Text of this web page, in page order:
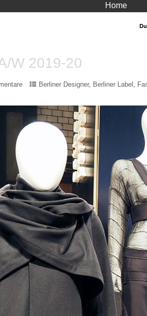
Home
W 2019-20
Berliner Designer, Berliner Label ,